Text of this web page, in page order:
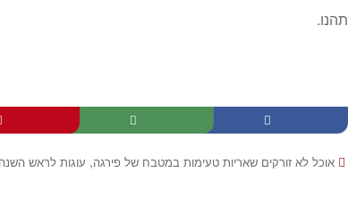
תהנו.
אוכל לא זורקים שאריות טעימות במטבח של פירגה, עוגות לראש